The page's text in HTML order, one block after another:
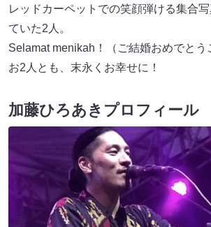
レッドカーペットでの笑顔弾ける集合
ていた2人。
Selamat menikah！（ご結婚おめでとう
お2人とも、末永くお幸せに！
加藤ひろあきプロフィール